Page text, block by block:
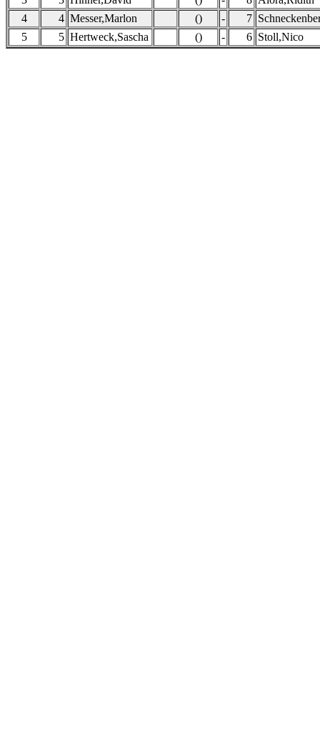
4
4 Messer,Marlon () - 7
5
5 Hertweck,Sascha () - 6 Stoll,Nico